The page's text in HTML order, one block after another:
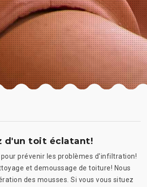
d'un toit éclatant!
prévenir les problèmes d'infiltration!
et demoussage de toiture! Nous
des mousses. Si vous vous situez